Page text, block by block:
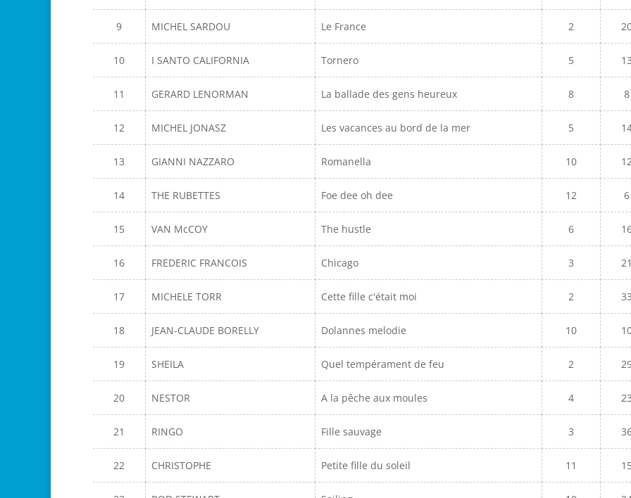
9 MICHEL SARDOU Le France 2
10 I SANTO CALIFORNIA Tornero 5 13
11 GERARD LENORMAN La ballade des gens heureux 8 8
12 MICHEL JONASZ Les vacances au bord de la mer 5
13 GIANNI NAZZARO Romanella 10
14 THE RUBETTES Foe dee oh dee 12 6
15 VAN McCOY The hustle 6
16 FREDERIC FRANCOIS Chicago 3 21
17 MICHELE TORR Cette fille c'était moi 2 33
18 JEAN-CLAUDE BORELLY Dolannes melodie 10
19 SHEILA Quel tempérament de feu 2
20 NESTOR A la pêche aux moules 4 23
21 RINGO Fille sauvage 3
22 CHRISTOPHE Petite fille du soleil 11